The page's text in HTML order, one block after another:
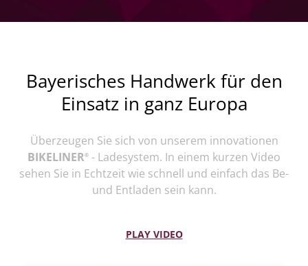
Bayerisches Handwerk für den
Einsatz in ganz Europa
Überzeugen Sie sich von unserem innovationen
BIKELINER® - Ladesystem. In einem kurzen Video
sehen Sie in Echtzeit wie schnell und einfach das Be-
und Entladen sein kann.
PLAY VIDEO